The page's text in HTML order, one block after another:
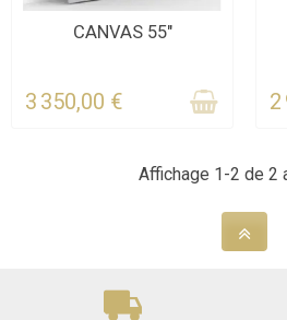
CONTACTEZ-NOUS
CANVAS 55"
3 350,00 € 2
Affichage 1-2 de 2